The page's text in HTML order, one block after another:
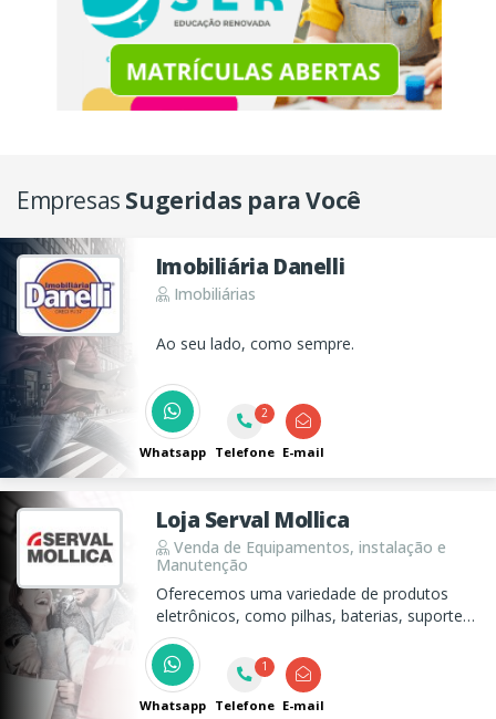
Empresas Sugeridas para Você
Imobiliária Danelli
Imobiliárias
Ao seu lado, como sempre.
Whatsapp
2
Telefone E-mail
Loja Serval Mollica
Venda de Equipamentos, instalação e
Manutenção
Oferecemos uma variedade de produtos
eletrônicos, como pilhas, baterias, suportes
para TV e câmeras de segurança. Também
realizamos instalação e manutenção de
antenas e sistemas de segurança. Venha nos
visitar!
Whatsapp
1
Telefone E-mail